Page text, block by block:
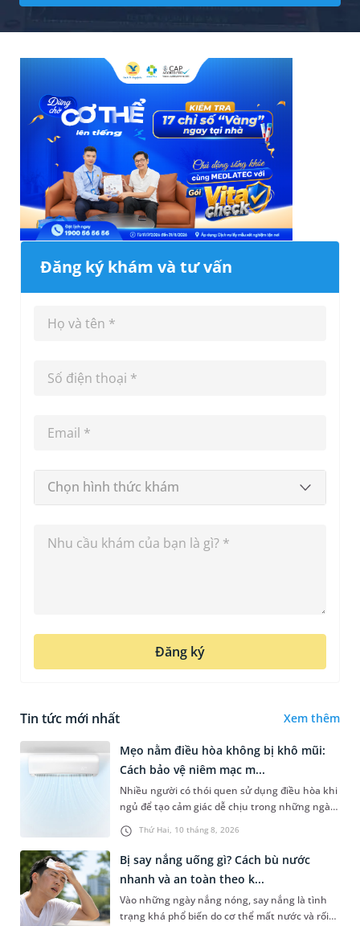
Đăng ký khám và tư vấn
Chọn hình thức khám
Đăng ký
Tin tức mới nhất Xem thêm
Thứ Hai, 10 tháng 8, 2026
Mẹo nằm điều hòa không bị khô mũi:
Cách bảo vệ niêm mạc m...
Nhiều người có thói quen sử dụng điều hòa khi
ngủ để tạo cảm giác dễ chịu trong những ngày
nóng bức. Tuy nhiên, không ít trường hợp lại
gặp tình trạng khô mũ...
Bị say nắng uống gì? Cách bù nước
nhanh và an toàn theo k...
Vào những ngày nắng nóng, say nắng là tình
trạng khá phổ biến do cơ thể mất nước và rối